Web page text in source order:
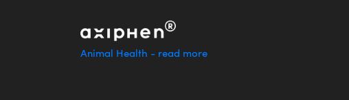
Animal Health - read more